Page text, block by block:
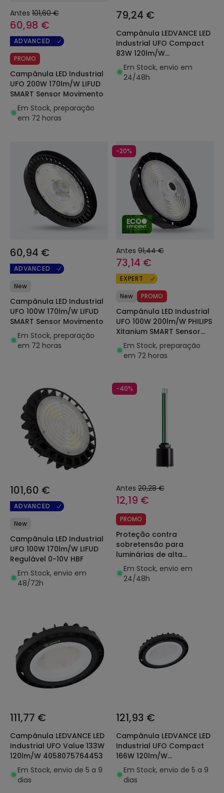
Antes 101,60 €
60,98 €
ADVANCED
PROMO
Campânula LED Industrial
UFO 200W 170lm/W LIFUD
SMART Sensor Movimento
Em Stock, preparação
em 72 horas
79,24 €
Campânula LEDVANCE LED
Industrial UFO Compact
83W 120lm/W
4058075708174
Em Stock, envio em
24/48h
60,94 €
ADVANCED
New
Campânula LED Industrial
UFO 100W 170lm/W LIFUD
SMART Sensor Movimento
Em Stock, preparação
em 72 horas
-20%
Antes 91,44 €
73,14 €
EXPERT
New PROMO
Campânula LED Industrial
UFO 100W 200lm/W PHILIPS
Xitanium SMART Sensor
Movimento
Em Stock, preparação
em 72 horas
101,60 €
ADVANCED
New
Campânula LED Industrial
UFO 100W 170lm/W LIFUD
Regulável 0-10V HBF
Em Stock, envio em
48/72h
-40%
Antes 20,28 €
12,19 €
PROMO
Proteção contra
sobretensão para
luminárias de alta
potência até 20 kV
Em Stock, envio em
24/48h
111,77 €
Campânula LEDVANCE LED
Industrial UFO Value 133W
120lm/W 4058075764453
Em Stock, envio de 5 a 9
dias
121,93 €
Campânula LEDVANCE LED
Industrial UFO Compact
166W 120lm/W
4058075708228
Em Stock, envio de 5 a 9
dias